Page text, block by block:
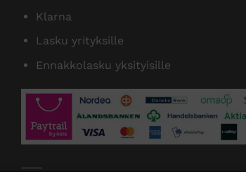
Klarna
Lasku yrityksille
Ennakkolasku yksityisille